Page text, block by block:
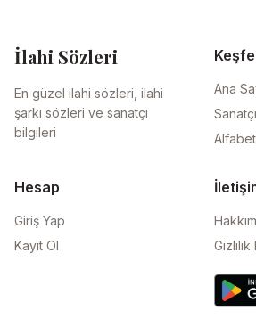
İlahi Sözleri
En güzel ilahi sözleri, ilahi
şarkı sözleri ve sanatçı
bilgileri
Ana
Hesap
Giriş Yap
Kayıt Ol
Gizlilik